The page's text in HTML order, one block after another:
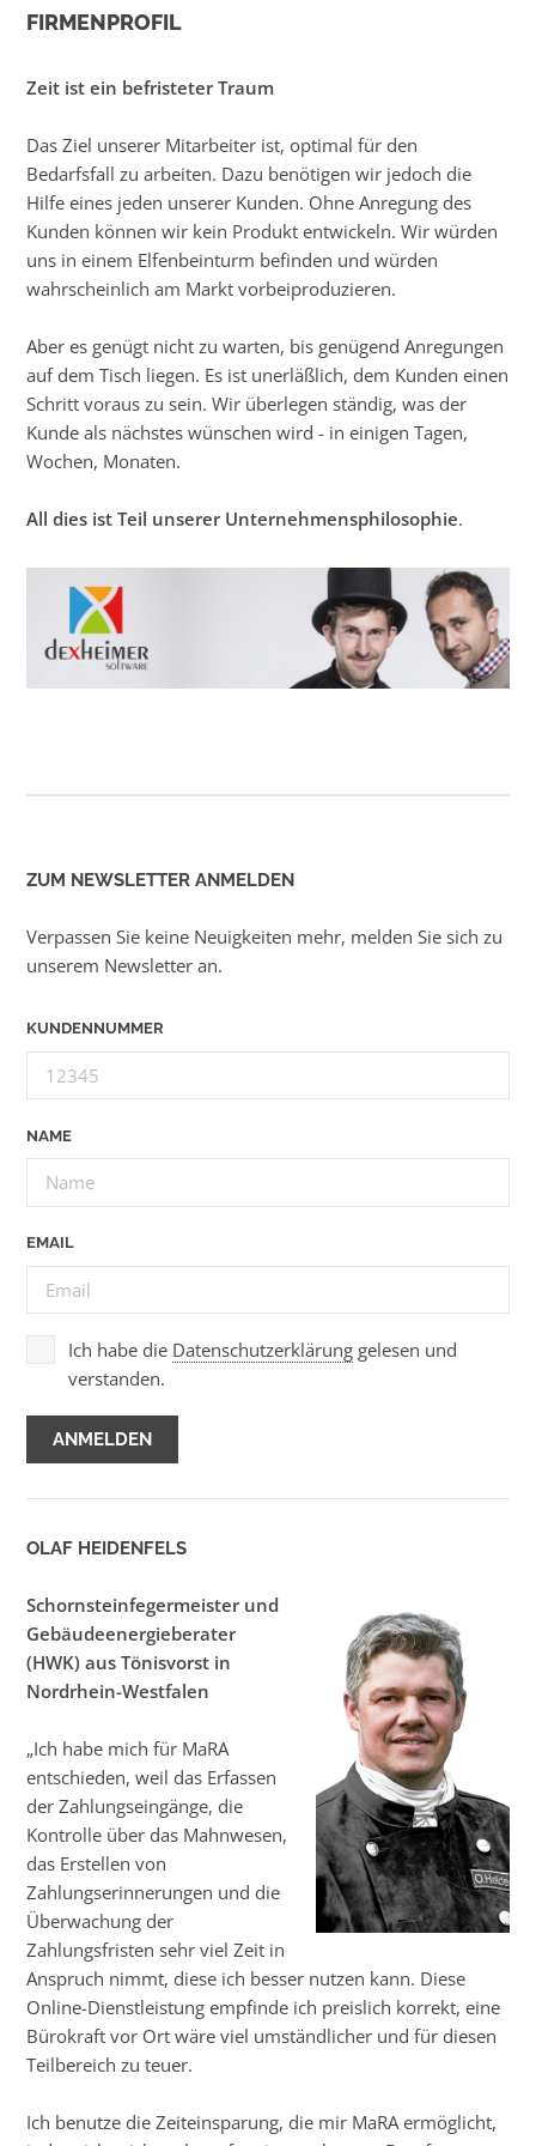
FIRMENPROFIL
Zeit ist ein befristeter Traum
Das Ziel unserer Mitarbeiter ist, optimal für den
Bedarfsfall zu arbeiten. Dazu benötigen wir jedoch die
Hilfe eines jeden unserer Kunden. Ohne Anregung des
Kunden können wir kein Produkt entwickeln. Wir würden
uns in einem Elfenbeinturm befinden und würden
wahrscheinlich am Markt vorbeiproduzieren.
Aber es genügt nicht zu warten, bis genügend Anregungen
auf dem Tisch liegen. Es ist unerläßlich, dem Kunden einen
Schritt voraus zu sein. Wir überlegen ständig, was der
Kunde als nächstes wünschen wird - in einigen Tagen,
Wochen, Monaten.
All dies ist Teil unserer Unternehmensphilosophie.
ZUM NEWSLETTER ANMELDEN
Verpassen Sie keine Neuigkeiten mehr, melden Sie sich zu
unserem Newsletter an.
KUNDENNUMMER
NAME
EMAIL
Ich habe die Datenschutzerklärung gelesen und
verstanden.
OLAF HEIDENFELS
Schornsteinfegermeister und
Gebäudeenergieberater
(HWK) aus Tönisvorst in
Nordrhein-Westfalen
„Ich habe mich für MaRA
entschieden, weil das Erfassen
der Zahlungseingänge, die
Kontrolle über das Mahnwesen,
das Erstellen von
Zahlungserinnerungen und die
Überwachung der
Zahlungsfristen sehr viel Zeit in
Anspruch nimmt, diese ich besser nutzen kann. Diese
Online-Dienstleistung empfinde ich preislich korrekt, eine
Bürokraft vor Ort wäre viel umständlicher und für diesen
Teilbereich zu teuer.
Ich benutze die Zeiteinsparung, die mir MaRA ermöglicht,